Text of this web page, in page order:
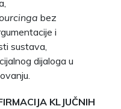
bez
i
sustava,
dijaloga u
KLJUČNIH